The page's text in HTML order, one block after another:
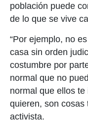
población puede
de lo que se vive
“Por ejemplo, no
casa sin orden
costumbre por
normal que no
normal que ellos
quieren, son cosas
activista.